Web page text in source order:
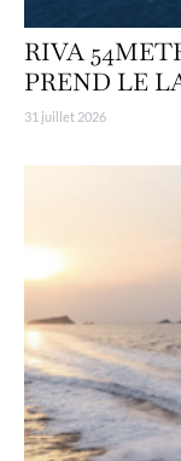
RIVA
PREND LE
31 juillet 2026